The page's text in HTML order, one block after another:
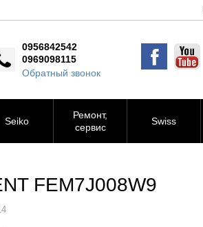
0956842542
0969098115
Обратный звонок
Seiko
Ремонт,
сервис
Swiss
FEM7J008W9